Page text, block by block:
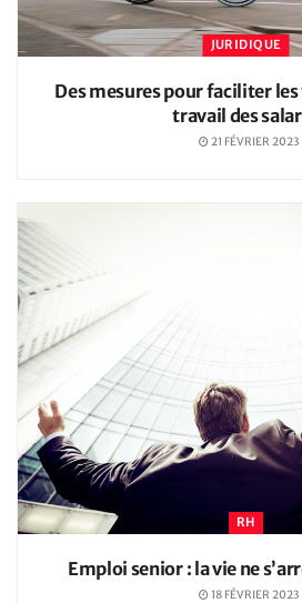
JURIDIQUE
Des mesures pour faciliter
travail des
21 FÉVRIER 2023
RH
Emploi senior : la vie ne
18 FÉVRIER 2023